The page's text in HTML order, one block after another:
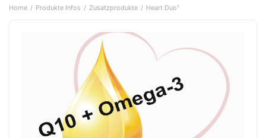
Home Produkte Infos Zusatzprodukte Heart Duo¹